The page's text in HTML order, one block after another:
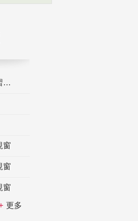
更多